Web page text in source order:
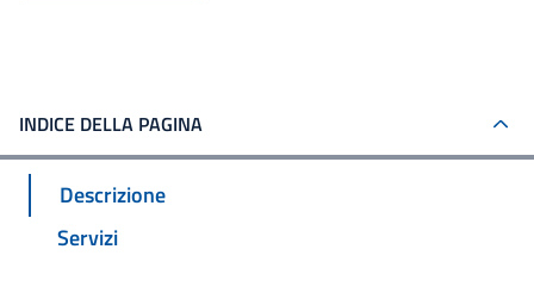
INDICE DELLA PAGINA
Descrizione
Servizi